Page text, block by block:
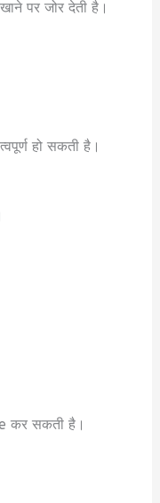
पर जोर देती है।
हो सकती है।
कर सकती है।